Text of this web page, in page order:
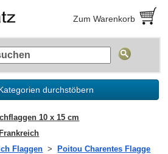
Zum Warenkorb
durchstöbern
10 x 15 cm
Flaggen Poitou Charentes Flagge